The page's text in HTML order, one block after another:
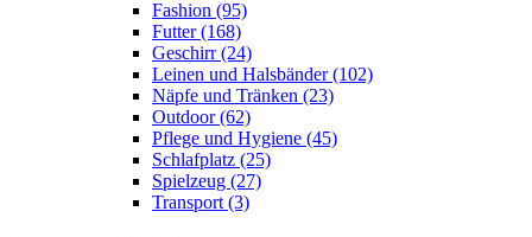
Fashion (95)
Futter (168)
Geschirr (24)
Leinen und Halsbänder (102)
Näpfe und Tränken (23)
Outdoor (62)
Pflege und Hygiene (45)
Schlafplatz (25)
Spielzeug (27)
Transport (3)